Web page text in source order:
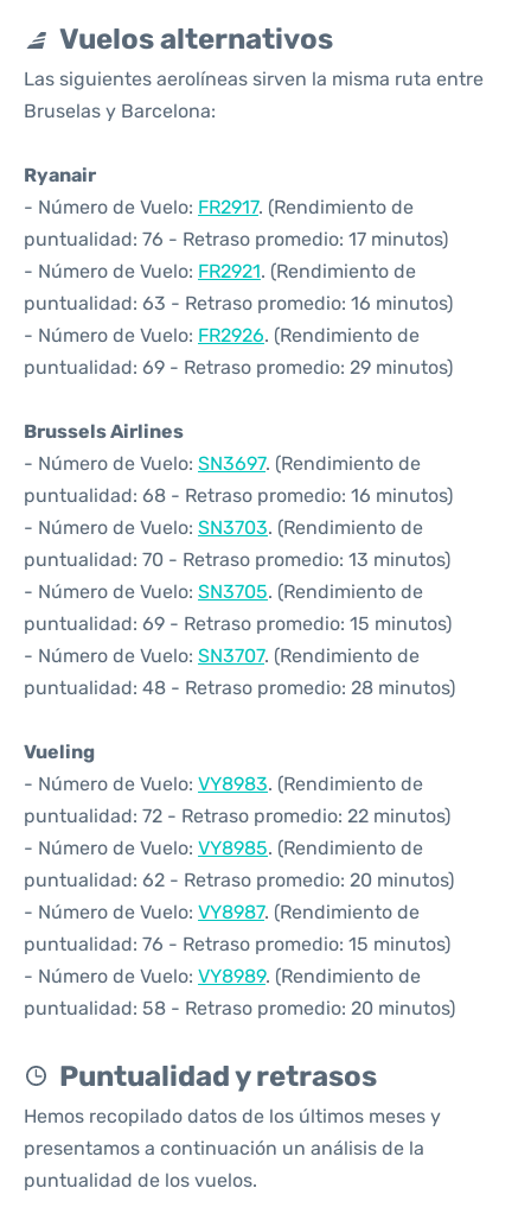
Vuelos alternativos
Las siguientes aerolíneas sirven la misma ruta entre
Bruselas y Barcelona:
Ryanair
- Número de Vuelo: FR2917. (Rendimiento de
puntualidad: 76 - Retraso promedio: 17 minutos)
- Número de Vuelo: FR2921. (Rendimiento de
puntualidad: 63 - Retraso promedio: 16 minutos)
- Número de Vuelo: FR2926. (Rendimiento de
puntualidad: 69 - Retraso promedio: 29 minutos)
Brussels Airlines
- Número de Vuelo: SN3697. (Rendimiento de
puntualidad: 68 - Retraso promedio: 16 minutos)
- Número de Vuelo: SN3703. (Rendimiento de
puntualidad: 70 - Retraso promedio: 13 minutos)
- Número de Vuelo: SN3705. (Rendimiento de
puntualidad: 69 - Retraso promedio: 15 minutos)
- Número de Vuelo: SN3707. (Rendimiento de
puntualidad: 48 - Retraso promedio: 28 minutos)
Vueling
- Número de Vuelo: VY8983. (Rendimiento de
puntualidad: 72 - Retraso promedio: 22 minutos)
- Número de Vuelo: VY8985. (Rendimiento de
puntualidad: 62 - Retraso promedio: 20 minutos)
- Número de Vuelo: VY8987. (Rendimiento de
puntualidad: 76 - Retraso promedio: 15 minutos)
- Número de Vuelo: VY8989. (Rendimiento de
puntualidad: 58 - Retraso promedio: 20 minutos)
Puntualidad y retrasos
Hemos recopilado datos de los últimos meses y
presentamos a continuación un análisis de la
puntualidad de los vuelos.